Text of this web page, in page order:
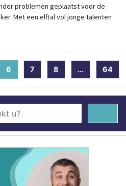
problemen geplaatst voor de
Met een elftal vol jonge talenten
6 (current)
7 8 ... 64